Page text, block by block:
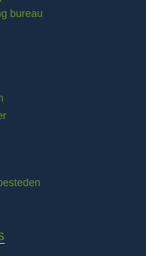
bureau